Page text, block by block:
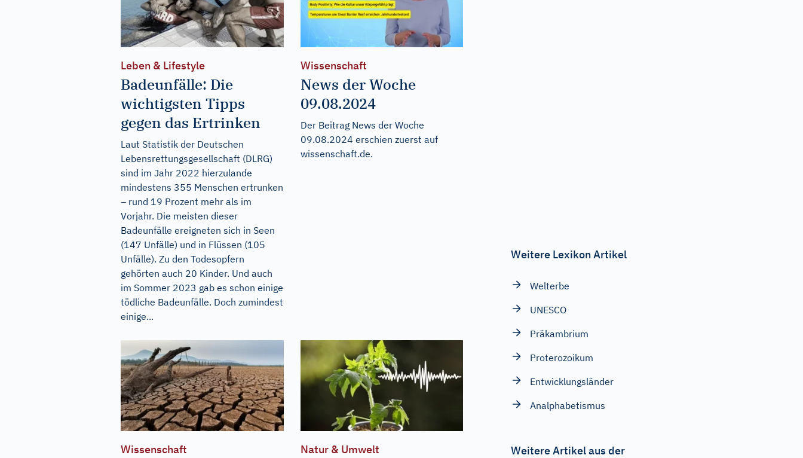
Leben & Lifestyle
Badeunfälle: Die
wichtigsten Tipps
gegen das Ertrinken
Laut Statistik der Deutschen
Lebensrettungsgesellschaft (DLRG)
sind im Jahr 2022 hierzulande
mindestens 355 Menschen ertrunken
– rund 19 Prozent mehr als im
Vorjahr. Die meisten dieser
Badeunfälle ereigneten sich in Seen
(147 Unfälle) und in Flüssen (105
Unfälle). Zu den Todesopfern
gehörten auch 20 Kinder. Und auch
im Sommer 2023 gab es schon einige
tödliche Badeunfälle. Doch zumindest
einige...
Wissenschaft
News der Woche
09.08.2024
Der Beitrag News der Woche
09.08.2024 erschien zuerst auf
wissenschaft.de.
Wissenschaft Natur & Umwelt
Weitere Lexikon Artikel
Welterbe
UNESCO
Präkambrium
Proterozoikum
Entwicklungsländer
Analphabetismus
Weitere Artikel aus der